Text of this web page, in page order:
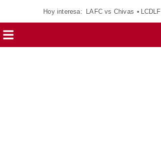
Hoy interesa: LAFC vs Chivas LCDLF